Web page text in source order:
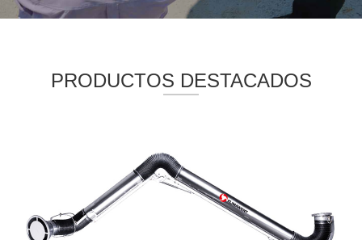
PRODUCTOS DESTACADOS